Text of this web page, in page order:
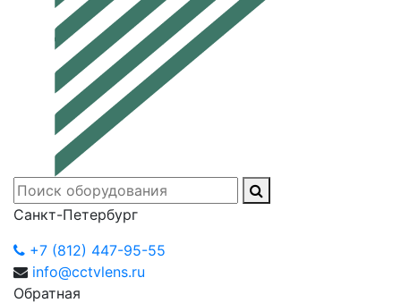
Санкт-Петербург
+7 (812) 447-95-55
info@cctvlens.ru
Обратная